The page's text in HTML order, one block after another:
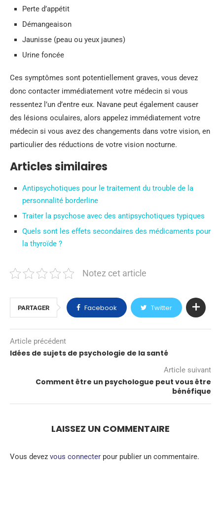
Perte d’appétit
Démangeaison
Jaunisse (peau ou yeux jaunes)
Urine foncée
Ces symptômes sont potentiellement graves, vous devez
donc contacter immédiatement votre médecin si vous
ressentez l’un d’entre eux. Navane peut également causer
des lésions oculaires, alors appelez immédiatement votre
médecin si vous avez des changements dans votre vision, en
particulier des réductions de votre vision nocturne.
Articles similaires
Antipsychotiques pour le traitement du trouble de la
personnalité borderline
Traiter la psychose avec des antipsychotiques typiques
Quels sont les effets secondaires des médicaments pour
la thyroïde ?
Notez cet article
PARTAGER Facebook Twitter
Article précédent
Idées de sujets de psychologie de la santé
Article suivant
Comment être un psychologue peut vous être
bénéfique
LAISSEZ UN COMMENTAIRE
Vous devez vous connecter pour publier un commentaire.